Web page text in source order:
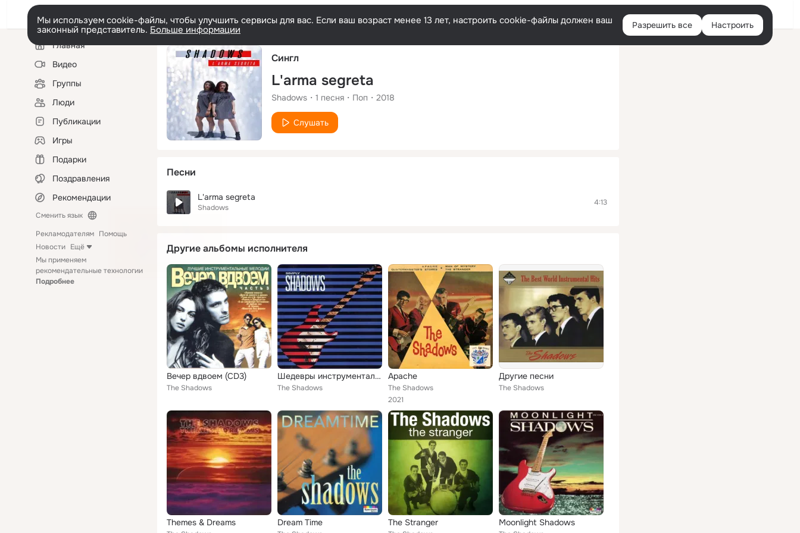
Русский Войти
Мы используем cookie-файлы, чтобы улучшить сервисы для вас. Если ваш возраст менее 13 лет, настроить cookie-файлы должен ваш
законный представитель. Больше информации Разрешить все Настроить
Левая
колонкаГлавная
Видео
Группы
Люди
Публикации
Игры
Подарки
Поздравления
Рекомендации
Сменить язык
Рекламодателям Помощь
Новости Ещё
Мы применяем
рекомендательные технологии
Подробнее
Сингл
L'arma segreta
Shadows 1 песня Поп 2018
Слушать
Песни
L'arma segreta
Shadows
4:13
Другие альбомы исполнителя
Вечер вдвоем (CD3)
The Shadows
Шедевры инструментальной музык
The Shadows
Apache
The Shadows
2021
Другие песни
The Shadows
Themes & Dreams Dream Time The Stranger Moonlight Shadows